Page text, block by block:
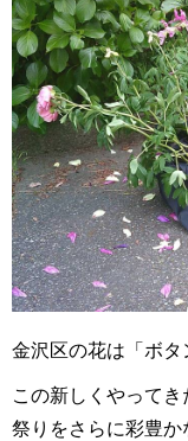
金沢区の花は「ボタ
この新しくやって
祭りをさらに彩豊か